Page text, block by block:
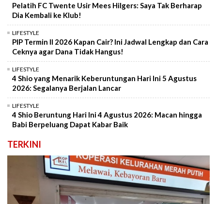
Pelatih FC Twente Usir Mees Hilgers: Saya Tak Berharap
Dia Kembali ke Klub!
LIFESTYLE
PIP Termin II 2026 Kapan Cair? Ini Jadwal Lengkap dan Cara
Ceknya agar Dana Tidak Hangus!
LIFESTYLE
4 Shio yang Menarik Keberuntungan Hari Ini 5 Agustus
2026: Segalanya Berjalan Lancar
LIFESTYLE
4 Shio Beruntung Hari Ini 4 Agustus 2026: Macan hingga
Babi Berpeluang Dapat Kabar Baik
TERKINI